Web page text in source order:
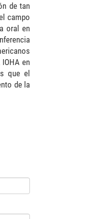
de tan
campo
oral en
en
que el
de la